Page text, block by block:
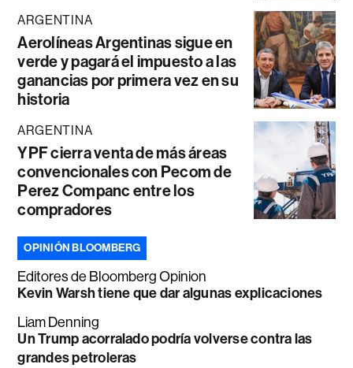
ARGENTINA
Aerolíneas Argentinas sigue en
verde y pagará el impuesto a las
ganancias por primera vez en su
historia
ARGENTINA
YPF cierra venta de más áreas
convencionales con Pecom de
Perez Companc entre los
compradores
OPINIÓN BLOOMBERG
Editores de Bloomberg Opinion
Kevin Warsh tiene que dar algunas explicaciones
Liam Denning
Un Trump acorralado podría volverse contra las
grandes petroleras